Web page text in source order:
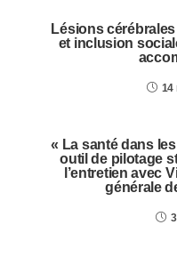
Lésions
et inclusion
14
« La santé dans
outil de pilotage
l’entretien avec
générale